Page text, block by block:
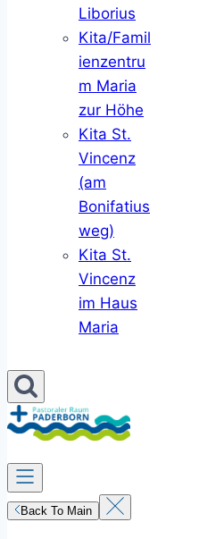
Liborius
Kita/Famil
ienzentru
m Maria
zur Höhe
Kita St.
Vincenz
(am
Bonifatius
weg)
Kita St.
Vincenz
im Haus
Maria
Back To Main